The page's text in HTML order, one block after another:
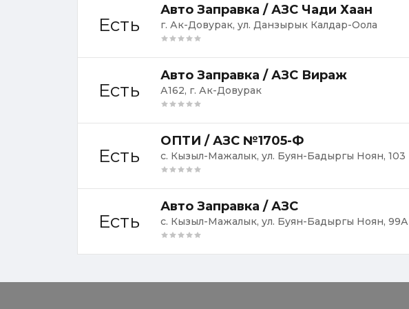
Есть
Авто Заправка / АЗС Чади Хаан
г. Ак-Довурак, ул. Данзырык Калдар-Оола
Есть
Авто Заправка / АЗС Вираж
А162, г. Ак-Довурак
Есть
ОПТИ / АЗС №1705-Ф
с. Кызыл-Мажалык, ул. Буян-Бадыргы Ноян, 103
Есть
Авто Заправка / АЗС
с. Кызыл-Мажалык, ул. Буян-Бадыргы Ноян, 99А